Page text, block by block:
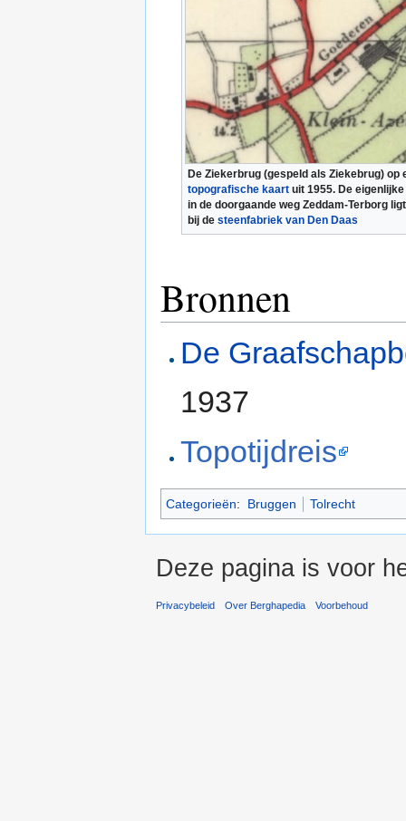
De Ziekerbrug (gespeld als Ziekebrug) op
topografische kaart uit 1955. De
in de doorgaande weg Zeddam-Terborg
bij de steenfabriek van Den Daas
Bronnen
De
1937
Topotijdreis
Categorieën: Bruggen Tolrecht
Deze pagina is voor
Privacybeleid Over Berghapedia Voorbehoud